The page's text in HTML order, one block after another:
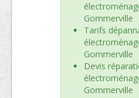
Gommerville
Tarifs
Gommerville
Devis
Gommerville